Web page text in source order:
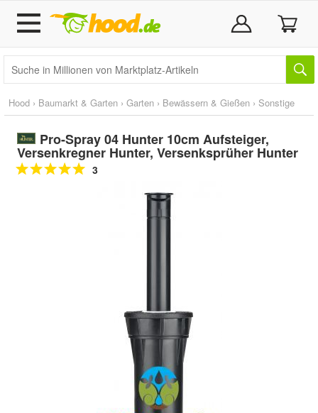
Hood › Baumarkt & Garten › Garten › Bewässern & Gießen › Sonstige
Pro-Spray 04 Hunter 10cm Aufsteiger,
Versenkregner Hunter, Versenksprüher Hunter
3